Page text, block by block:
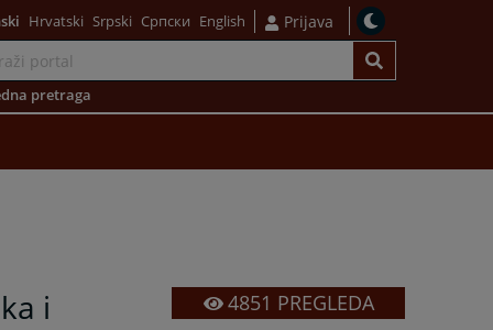
Hrvatski Srpski Српски English Prijava
pretraga
i
4851 PREGLEDA